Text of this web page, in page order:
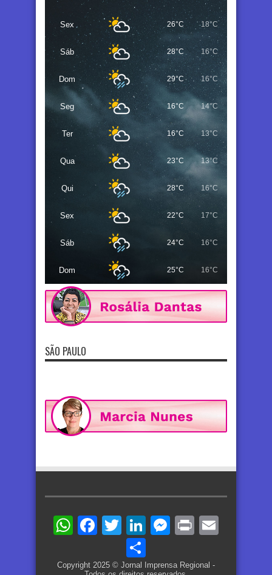
Sex 26°C 18°C
Sáb 28°C 16°C
Dom 29°C 16°C
Seg 16°C 14°C
Ter 16°C 13°C
Qua 23°C 13°C
Qui 28°C 16°C
Sex 22°C 17°C
Sáb 24°C 16°C
Dom 25°C 16°C
SÃO PAULO
WhatsApp
Facebook
TwitterLinkedIn
Messenger
Print
Copyright 2025 © Jornal Imprensa Regional -